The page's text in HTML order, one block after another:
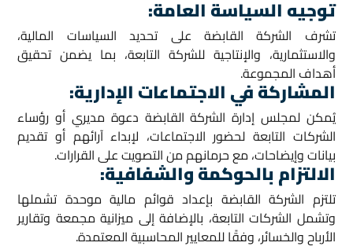
توجيه السياسة العامة:
تشرف الشركة القابضة على تحديد السياسات المالية،
والاستثمارية، والإنتاجية للشركة التابعة، بما يضمن تحقيق
أهداف المجموعة.
المشاركة في الاجتماعات الإدارية:
يُمكن لمجلس إدارة الشركة القابضة دعوة مديري أو رؤساء
الشركات التابعة لحضور الاجتماعات، لإبداء آرائهم أو تقديم
بيانات وإيضاحات، مع حرمانهم من التصويت على القرارات.
الالتزام بالحوكمة والشفافية:
تلتزم الشركة القابضة بإعداد قوائم مالية موحدة تشملها
وتشمل الشركات التابعة، بالإضافة إلى ميزانية مجمعة وتقارير
الأرباح والخسائر، وفقًا للمعايير المحاسبية المعتمدة.